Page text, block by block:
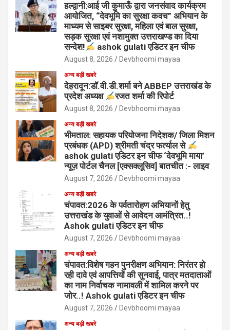
हल्द्वानी:आई जी कुमाऊँ द्वारा जनसंवाद कार्यक्रम
आयोजित, “देवभूमि का सुरक्षा कवच” अभियान के
माध्यम से साइबर सुरक्षा, महिला एवं बाल सुरक्षा,
सड़क सुरक्षा एवं नशामुक्त उत्तराखण्ड का दिया
सन्देश!
ashok gulati एडिटर इन चीफ
August 8, 2026 Devbhoomi mayaa
अन्य बड़ी खबरे
देहरादून:डॉ.वी.डी.शर्मा बने ABBEP उत्तराखंड के
प्रदेश अध्यक्ष
रजत शर्मा की रिपोर्ट
August 8, 2026 Devbhoomi mayaa
अन्य बड़ी खबरे
भीमताल: सहायक परियोजना निदेशक/ जिला मिशन
प्रबंधक (APD) श्रीमती चंद्र फर्त्याल से
ashok gulati एडिटर इन चीफ ‘देवभूमि माया’
न्यूज़ पोर्टल चैनल [एक्सक्लूसिव] बातचीत :- लाइव
August 7, 2026 Devbhoomi mayaa
अन्य बड़ी खबरे
चंपावत:2026 के पर्वतारोहण अभियानों हेतु
उत्तराखंड के युवाओं से आवेदन आमंत्रित..!
Ashok gulati एडिटर इन चीफ
August 7, 2026 Devbhoomi mayaa
अन्य बड़ी खबरे
चंपावत:विशेष गहन पुनरीक्षण अभियान: निरंतर हो
रही दावे एवं आपत्तियों की सुनवाई, पात्र मतदाताओं
का नाम निर्वाचक नामावली में शामिल करने पर
जोर..! Ashok gulati एडिटर इन चीफ
August 7, 2026 Devbhoomi mayaa
अन्य बड़ी खबरे